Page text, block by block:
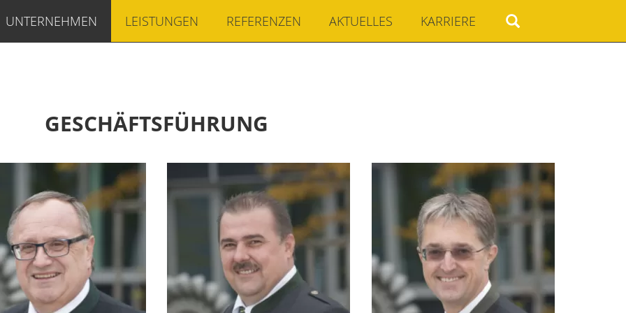
UNTERNEHMEN LEISTUNGEN REFERENZEN AKTUELLES KARRIERE
GESCHÄFTSFÜHRUNG